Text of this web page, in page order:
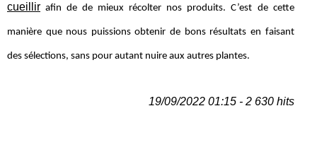
cueillir afin de de mieux récolter nos produits. C’est de cette
manière que nous puissions obtenir de bons résultats en faisant
des sélections, sans pour autant nuire aux autres plantes.
19/09/2022 01:15 - 2 630 hits